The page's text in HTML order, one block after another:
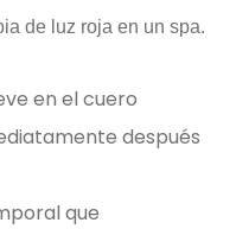
de luz roja en un spa.
en el cuero
después
que